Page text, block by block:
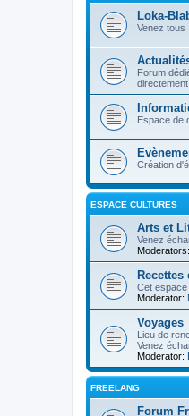
Loka-
Venez tous
Forum
Espace de
Création
ESPACE CULTURES
Arts et
Venez
Moderators:
Recettes
Cet espace
Moderator:
Voyages
Lieu de
Venez
Moderator:
FREELANG
Forum